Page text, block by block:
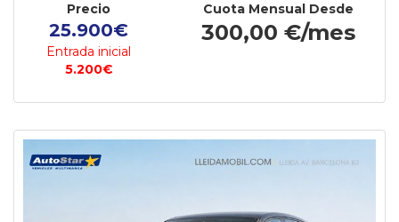
Precio
25.900€
Entrada inicial
5.200€
Cuota Mensual Desde
300,00 €/mes